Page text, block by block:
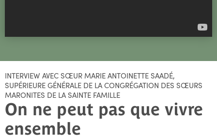
INTERVIEW AVEC SŒUR MARIE ANTOINETTE SAADÉ,
SUPÉRIEURE GÉNÉRALE DE LA CONGRÉGATION DES SŒURS
MARONITES DE LA SAINTE FAMILLE
On ne peut pas que vivre
ensemble